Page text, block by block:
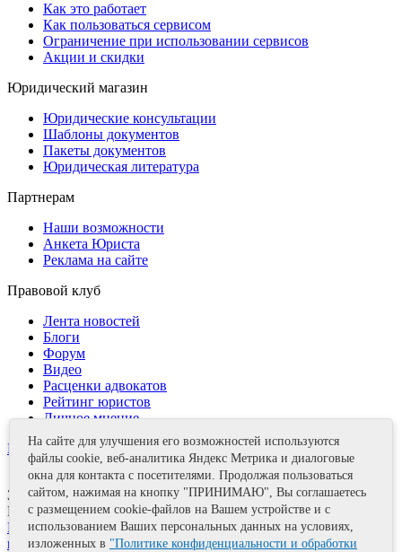
Как это работает
Как пользоваться сервисом
Ограничение при использовании сервисов
Акции и скидки
Юридический магазин
Юридические консультации
Шаблоны документов
Пакеты документов
Юридическая литература
Партнерам
Наши возможности
Анкета Юриста
Реклама на сайте
Правовой клуб
Лента новостей
Блоги
Форум
Видео
Расценки адвокатов
Рейтинг юристов
Личное мнение
Контакты
Задать вопрос
Поделиться
Политика информационной безопасности Правила
использования материалов
На сайте для улучшения его возможностей используются
файлы cookie, веб-аналитика Яндекс Метрика и диалоговые
окна для контакта с посетителями. Продолжая пользоваться
сайтом, нажимая на кнопку "ПРИНИМАЮ", Вы соглашаетесь
с размещением cookie-файлов на Вашем устройстве и с
использованием Ваших персональных данных на условиях,
изложенных в "Политике конфиденциальности и обработки